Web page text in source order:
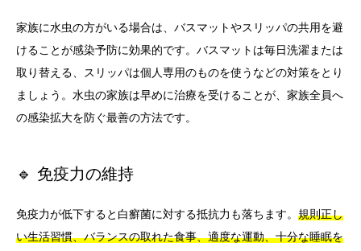
家族に水虫の方がいる場合は、バスマットやスリッパの共用を避
けることが感染予防に効果的です。バスマットは毎日洗濯または
取り替える、スリッパは個人専用のものを使うなどの対策をとり
ましょう。水虫の家族は早めに治療を受けることが、家族全員へ
の感染拡大を防ぐ最善の方法です。
🔹 免疫力の維持
免疫力が低下すると白癬菌に対する抵抗力も落ちます。 規則正し
い生活習慣、バランスの取れた食事、適度な運動、十分な睡眠を